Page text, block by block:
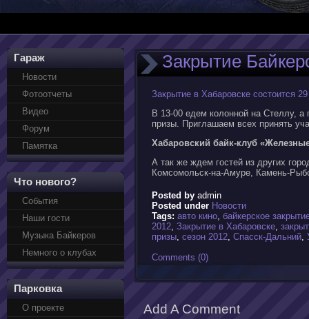
Гараж
Новости
Фотоотчеты
Видео
Форум
Памятка
Что нового?
События
Наши гости
Музыка Байкеров
Немного о клубах
Парковка
О проекте
Закрытие
Закрытие в Хабаровске состоится
В 13-00 едем колонной на Стеллу, а
призы. Приглашаем всех принять
Хабаровский байк-клуб
А так же ждем гостей из других
Комсомольск-на-Амуре, Камень-
Posted by admin
Posted under Новости
Tags: авто кино, байкерское
2012, Закрытие в Хабаровске,
призы, сезон 2012, Спасск-Дальний,
Comments (0)
Add A Comment